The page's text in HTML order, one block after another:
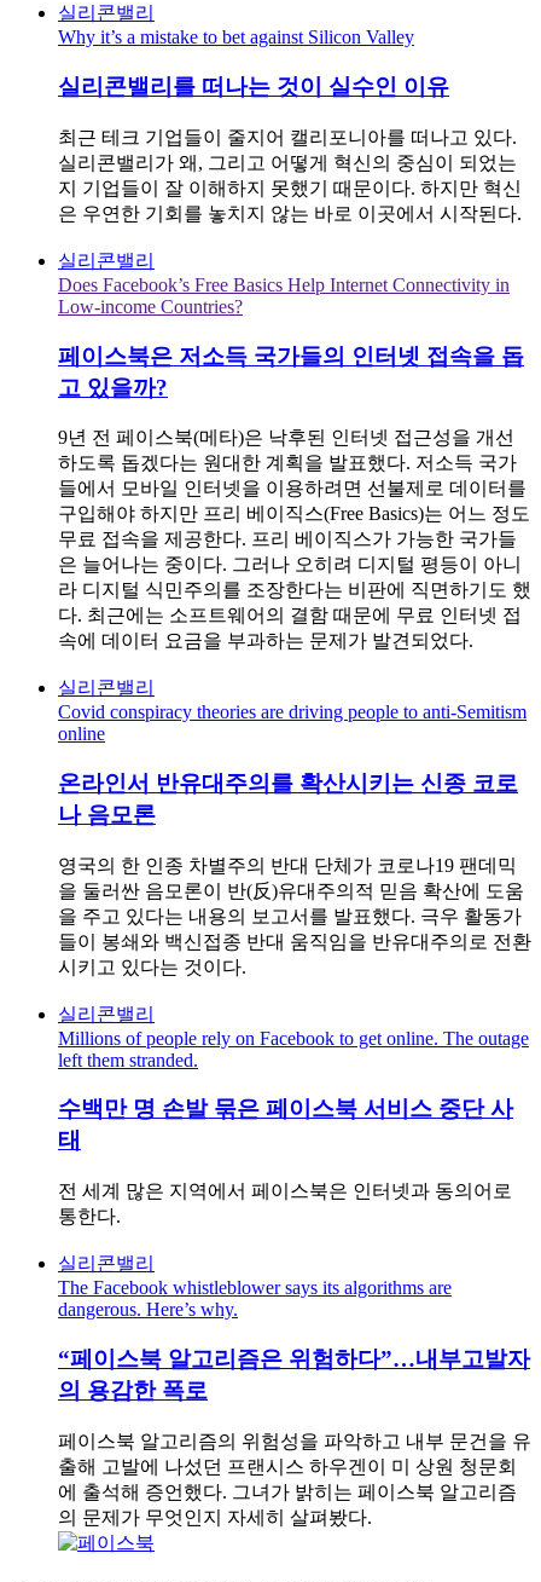
실리콘밸리
Why it’s a mistake to bet against Silicon Valley
실리콘밸리를 떠나는 것이 실수인 이유
최근 테크 기업들이 줄지어 캘리포니아를 떠나고 있다.
실리콘밸리가 왜, 그리고 어떻게 혁신의 중심이 되었는
지 기업들이 잘 이해하지 못했기 때문이다. 하지만 혁신
은 우연한 기회를 놓치지 않는 바로 이곳에서 시작된다.
실리콘밸리
Does Facebook’s Free Basics Help Internet Connectivity in
Low-income Countries?
페이스북은 저소득 국가들의 인터넷 접속을 돕
고 있을까?
9년 전 페이스북(메타)은 낙후된 인터넷 접근성을 개선
하도록 돕겠다는 원대한 계획을 발표했다. 저소득 국가
들에서 모바일 인터넷을 이용하려면 선불제로 데이터를
구입해야 하지만 프리 베이직스(Free Basics)는 어느 정도
무료 접속을 제공한다. 프리 베이직스가 가능한 국가들
은 늘어나는 중이다. 그러나 오히려 디지털 평등이 아니
라 디지털 식민주의를 조장한다는 비판에 직면하기도 했
다. 최근에는 소프트웨어의 결함 때문에 무료 인터넷 접
속에 데이터 요금을 부과하는 문제가 발견되었다.
실리콘밸리
Covid conspiracy theories are driving people to anti-Semitism
online
온라인서 반유대주의를 확산시키는 신종 코로
나 음모론
영국의 한 인종 차별주의 반대 단체가 코로나19 팬데믹
을 둘러싼 음모론이 반(反)유대주의적 믿음 확산에 도움
을 주고 있다는 내용의 보고서를 발표했다. 극우 활동가
들이 봉쇄와 백신접종 반대 움직임을 반유대주의로 전환
시키고 있다는 것이다.
실리콘밸리
Millions of people rely on Facebook to get online. The outage
left them stranded.
수백만 명 손발 묶은 페이스북 서비스 중단 사
태
전 세계 많은 지역에서 페이스북은 인터넷과 동의어로
통한다.
실리콘밸리
The Facebook whistleblower says its algorithms are
dangerous. Here’s why.
“페이스북 알고리즘은 위험하다”…내부고발자
의 용감한 폭로
페이스북 알고리즘의 위험성을 파악하고 내부 문건을 유
출해 고발에 나섰던 프랜시스 하우겐이 미 상원 청문회
에 출석해 증언했다. 그녀가 밝히는 페이스북 알고리즘
의 문제가 무엇인지 자세히 살펴봤다.